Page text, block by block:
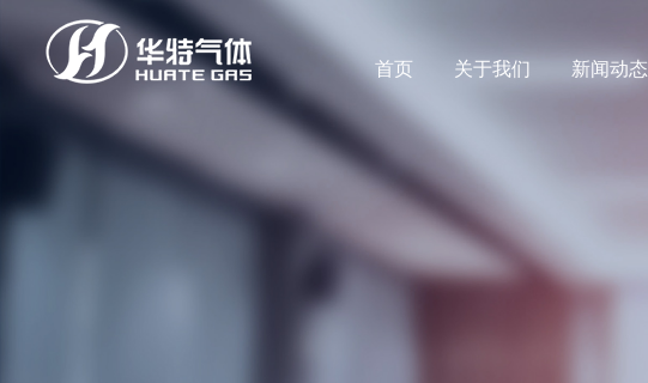
首页 关于我们 新闻动态